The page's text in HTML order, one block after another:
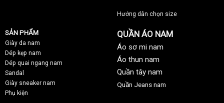
Hướng dẫn chọn size
SẢN PHẨM
Giày da nam
Dép kẹp nam
Dép quai ngang nam
Sandal
Giày sneaker nam
Phụ kiện
QUẦN ÁO NAM
Áo sơ mi nam
Áo thun nam
Quần tây nam
Quần Jeans nam